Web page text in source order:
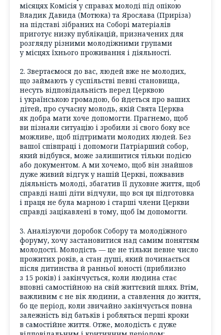
місяцях Комісія у справах молоді під опікою
Владик Давида (Мотюка) та Ярослава (Приріза)
на підставі зібраних на Соборі матеріалів
приготує низку публікацій, призначених для
розгляду різними молодіжними групами
у місцях їхнього проживання і діяльності.
2. Звертаємося до вас, людей вже не молодих,
що займають у суспільстві певні становища,
несуть відповідальність перед Церквою
і українською громадою, бо йдеться про ваших
дітей, про сучасну молодь, якій Свята Церква
як добра мати хоче допомогти. Прагнемо, щоб
ви пізнали ситуацію і зробили зі свого боку все
можливе, щоб підтримати молодих людей. Без
вашої співпраці і допомоги Патріарший собор,
який відбувся, може залишитися тільки подією
або документом. А ми хочемо, щоб він знайшов
дуже живий відгук у нашій Церкві, пожвавив
діяльність молоді, збагатив її духовне життя, щоб
справді наші діти відчули, що вся ця підготовка
і праця не була марною і старші члени Церкви
справді зацікавлені в тому, щоб їм допомогти.
3. Аналізуючи доробок Собору та молодіжного
форуму, хочу застановитися над самим поняттям
молодості. Молодість — це не тільки певне число
прожитих років, а стан душі, який починається
після дитинства й ранньої юності (приблизно
з 15 років) і закінчується, коли людина стає
вповні самостійною на свій життєвий шлях. Втім,
важливим є не вік людини, а ставлення до життя,
бо це період, коли звичайно закінчується повна
залежність від батьків і робляться перші кроки
в самостійне життя. Отже, молодість є дуже